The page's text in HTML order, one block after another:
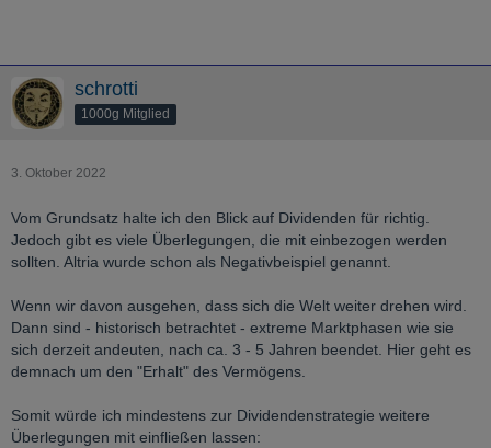
schrotti
1000g Mitglied
3. Oktober 2022
Vom Grundsatz halte ich den Blick auf Dividenden für richtig.
Jedoch gibt es viele Überlegungen, die mit einbezogen werden
sollten. Altria wurde schon als Negativbeispiel genannt.
Wenn wir davon ausgehen, dass sich die Welt weiter drehen wird.
Dann sind - historisch betrachtet - extreme Marktphasen wie sie
sich derzeit andeuten, nach ca. 3 - 5 Jahren beendet. Hier geht es
demnach um den "Erhalt" des Vermögens.
Somit würde ich mindestens zur Dividendenstrategie weitere
Überlegungen mit einfließen lassen: